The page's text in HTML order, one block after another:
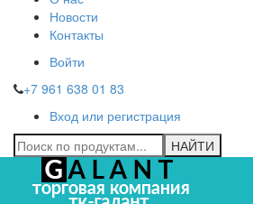
Новости
Контакты
Войти
+7 961 638 01 83
Вход или регистрация